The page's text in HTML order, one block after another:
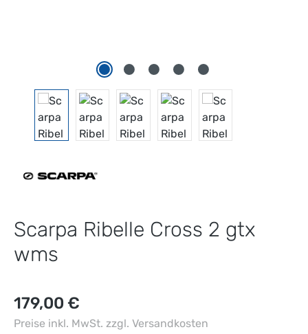
Scarpa Ribelle Cross 2 gtx
wms
Regulärer Preis:
179,00 €
Preise inkl. MwSt. zzgl. Versandkosten